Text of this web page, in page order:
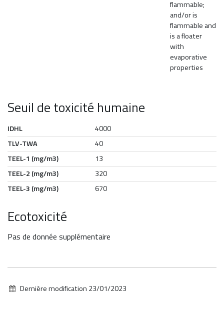
flammable;
and/or is
flammable and
is a floater
with
evaporative
properties
Seuil de toxicité humaine
IDHL
4000
TLV-TWA
40
TEEL-1 (mg/m3)
13
TEEL-2 (mg/m3)
320
TEEL-3 (mg/m3)
670
Ecotoxicité
Pas de donnée supplémentaire
Dernière modification 23/01/2023